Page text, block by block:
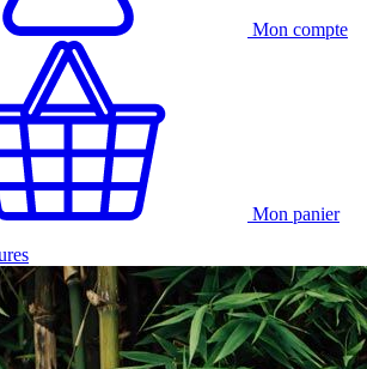
Mon compte
Mon panier